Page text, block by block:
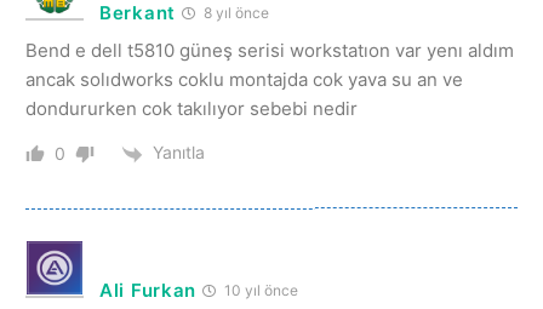
Berkant 8 yıl önce
Bend e dell t5810 güneş serisi workstatıon var yenı aldım
ancak solıdworks coklu montajda cok yava su an ve
dondururken cok takılıyor sebebi nedir
0 Yanıtla
Ali Furkan 10 yıl önce